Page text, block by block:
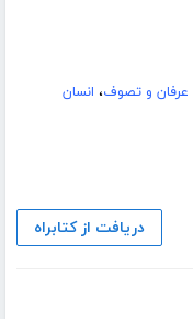
عرفان و تصوف، انسان
دریافت از کتابراه